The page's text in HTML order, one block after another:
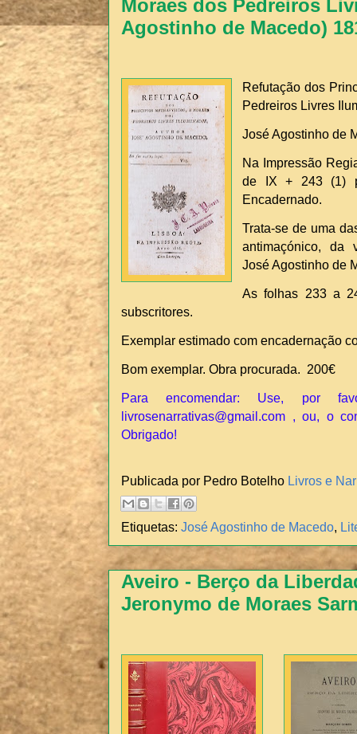
Moraes dos Pedreiros
Agostinho de Macedo)
Refutação dos
Pedreiros Livres
José Agostinho de
Na Impressão
de IX + 243 (1)
Encadernado.
Trata-se de uma
antimaçónico, da
José Agostinho de
As folhas 233 a
subscritores.
Exemplar estimado com encadernação
Bom exemplar. Obra procurada. 200€
Para encomendar: Use, por
livrosenarrativas@gmail.com , ou, o
Obrigado!
Publicada por Pedro Botelho Livros e
Etiquetas: José Agostinho de Macedo,
Aveiro - Berço da
Jeronymo de Moraes